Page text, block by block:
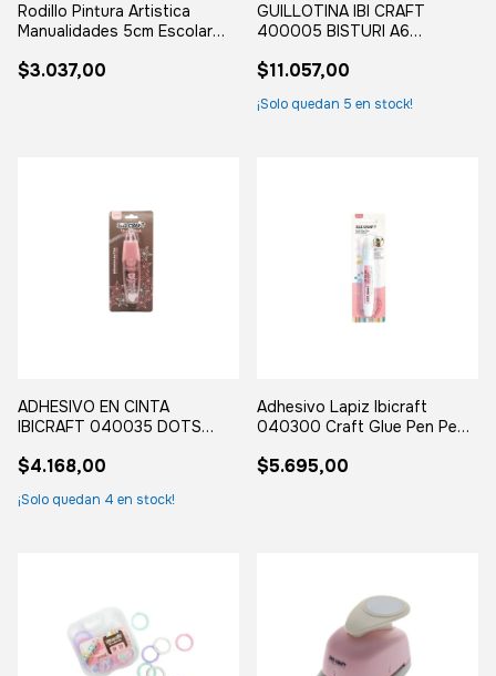
Rodillo Pintura Artistica
Manualidades 5cm Escolar
$3.037,00
GUILLOTINA IBI CRAFT
400005 BISTURI A6
$11.057,00
¡Solo quedan 5 en stock!
ADHESIVO EN CINTA
IBICRAFT 040035 DOTS
$4.168,00
¡Solo quedan 4 en stock!
Adhesivo Lapiz Ibicraft
040300 Craft Glue Pen Pega
$5.695,00